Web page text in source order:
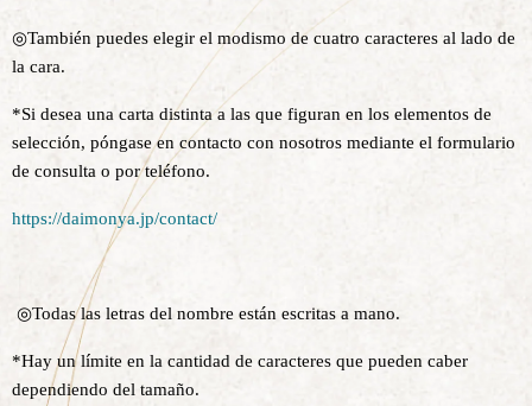
◎También puedes elegir el modismo de cuatro caracteres al lado de
la cara.
*Si desea una carta distinta a las que figuran en los elementos de
selección, póngase en contacto con nosotros mediante el formulario
de consulta o por teléfono.
https://daimonya.jp/contact/
◎Todas las letras del nombre están escritas a mano.
*Hay un límite en la cantidad de caracteres que pueden caber
dependiendo del tamaño.